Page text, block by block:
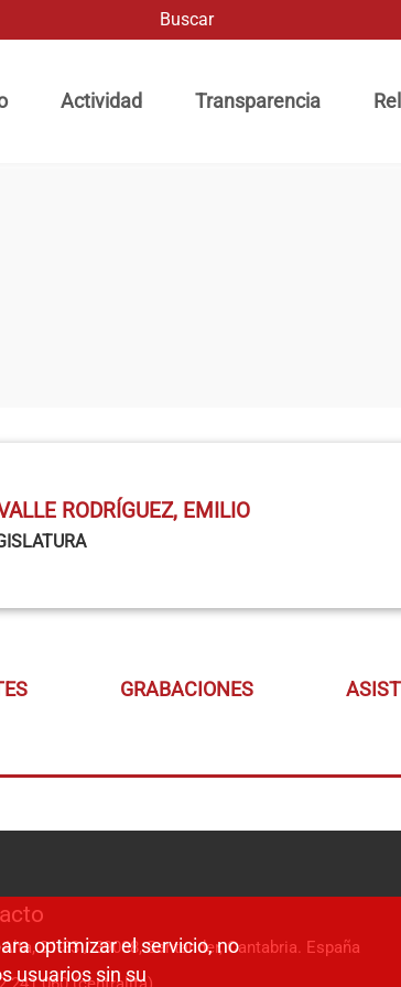
Actividad Transparencia
RODRÍGUEZ, EMILIO
GRABACIONES
31-33 / 39008, Santander, Cantabria. España
optimizar el servicio, no
usuarios sin su